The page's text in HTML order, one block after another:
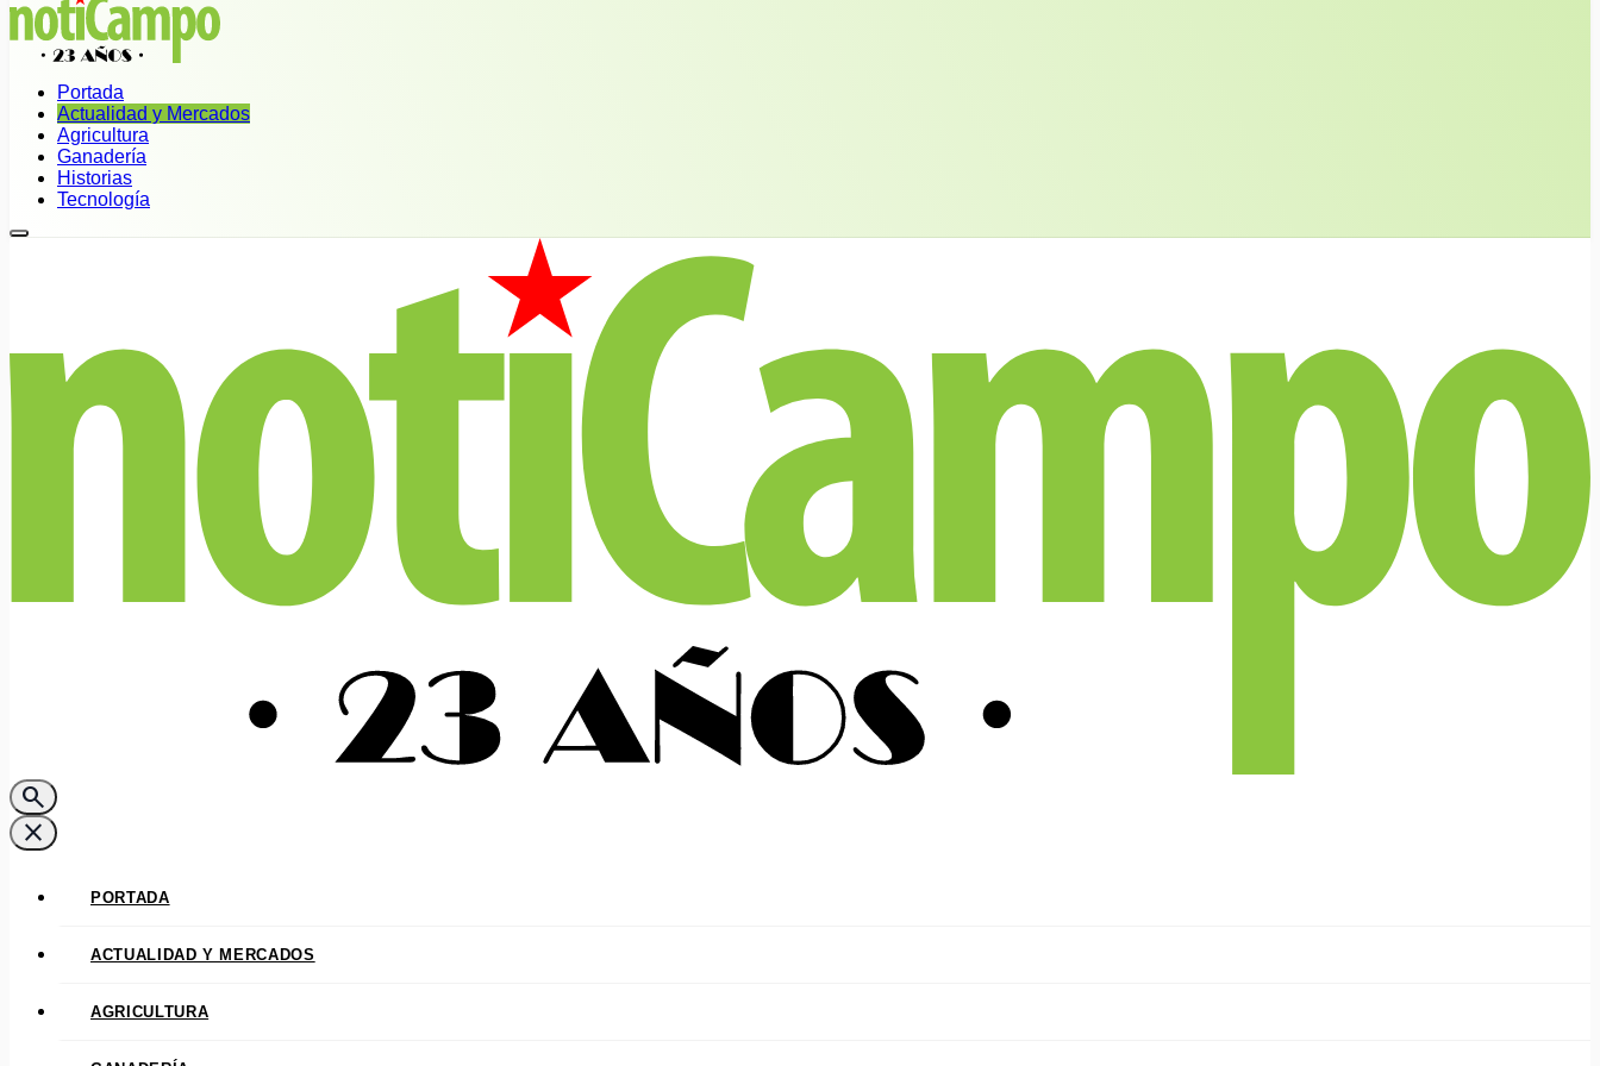
Portada
Actualidad y Mercados
Agricultura
Ganadería
Historias
Tecnología
search
close
PORTADA
ACTUALIDAD Y MERCADOS
AGRICULTURA